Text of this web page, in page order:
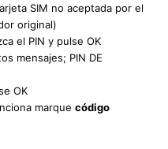
SIM no aceptada por el
original)
el PIN y pulse OK
mensajes; PIN DE
OK
marque código